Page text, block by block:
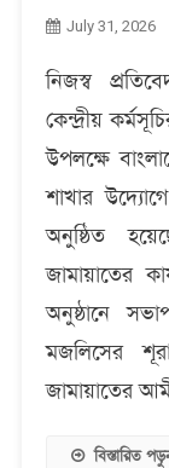
July 31, 2026
নিজস্ব
কেন্দ্রীয়
উপলক্ষে
শাখার
অনুষ্ঠিত
জামায়াতের
অনুষ্ঠানে
মজলিসের
জামায়াতের
বিস্তারিত